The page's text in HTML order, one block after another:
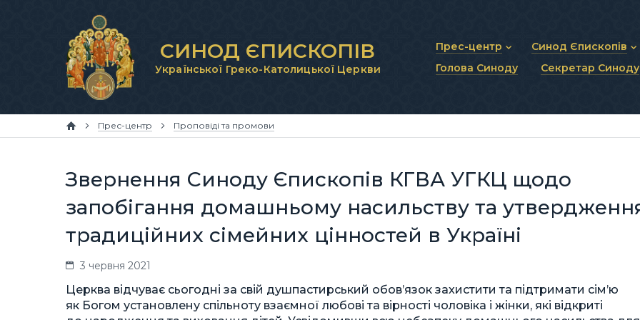
СИНОД ЄПИСКОПІВ
Української Греко-Католицької Церкви
Прес-центр
Новини та анонси
Синод Єпископів
Статут Синоду
Синодальні органи
Голова Синоду Секретар Синоду
Прес-центр Проповіді та промови
Звернення Синоду Єпископів КГВА УГКЦ щодо
запобігання домашньому насильству та
традиційних сімейних цінностей в Україні
3 червня 2021
Церква відчуває сьогодні за свій душпастирський обов’язок захистити та підтримати сім’ю
як Богом установлену спільноту взаємної любові та вірності чоловіка і жінки, які відкриті